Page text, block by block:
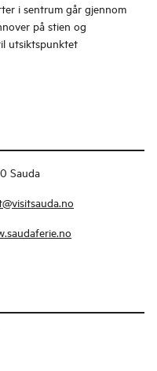
i sentrum går gjennom
på stien og
utsiktspunktet
Sauda